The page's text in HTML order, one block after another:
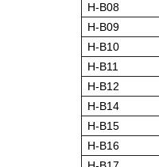
H-B08
H-B09
H-B10
H-B11
H-B12
H-B14
H-B15
H-B16